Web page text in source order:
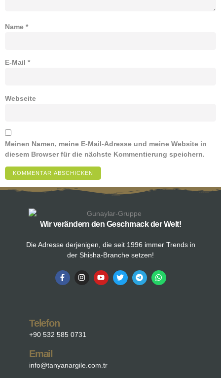
Name *
E-Mail *
Webseite
Meinen Namen, meine E-Mail-Adresse und meine Website in
diesem Browser für die nächste Kommentierung speichern.
Wir verändern den Geschmack der Welt!
Die Adresse derjenigen, die seit 1996 immer Trends in
der Shisha-Branche setzen!
Telefon
+90 532 585 0731
Email
info@tanyanargile.com.tr